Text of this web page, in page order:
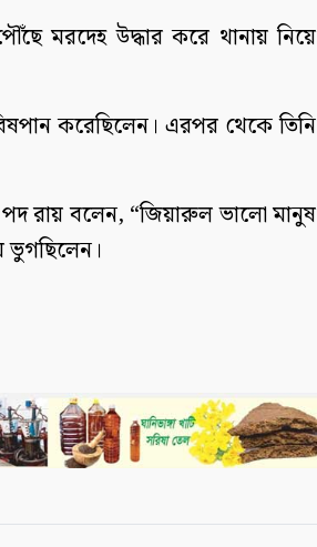
মরদেহ উদ্ধার করে থানায় নিয়ে
করেছিলেন। এরপর থেকে তিনি
পদ রায় বলেন, “জিয়ারুল ভালো মানুষ
ভুগছিলেন।